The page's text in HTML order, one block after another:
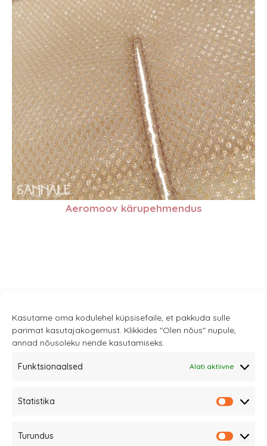
Kasutame oma kodulehel küpsisefaile, et pakkuda sulle
parimat kasutajakogemust. Klikkides "Olen nõus" nupule,
annad nõusoleku nende kasutamiseks.
Funktsionaalsed Alati aktiivne
Statistika
Turundus
Aeromoov kärupehmendus